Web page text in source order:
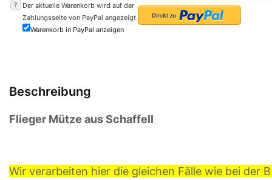
?
Der aktuelle Warenkorb wird auf der
Zahlungsseite von PayPal angezeigt.
Warenkorb in PayPal anzeigen
Beschreibung
Flieger Mütze aus Schaffell
Wir verarbeiten hier die gleichen Fälle wie bei der